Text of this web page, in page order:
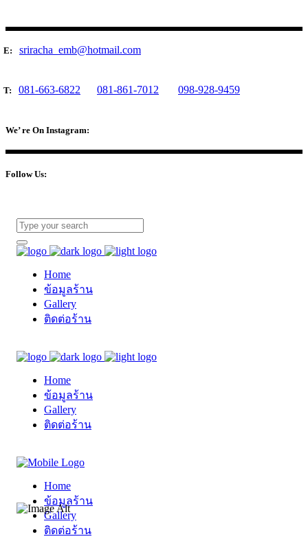
E: sriracha_emb@hotmail.com
T: 081-663-6822 081-861-7012 098-928-9459
We’ re On Instagram:
Follow Us:
Home
ข้อมูลร้าน
Gallery
ติดต่อร้าน
Home
ข้อมูลร้าน
Gallery
ติดต่อร้าน
Home
ข้อมูลร้าน
Gallery
ติดต่อร้าน